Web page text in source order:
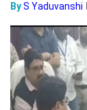
ByS Yaduvanshi